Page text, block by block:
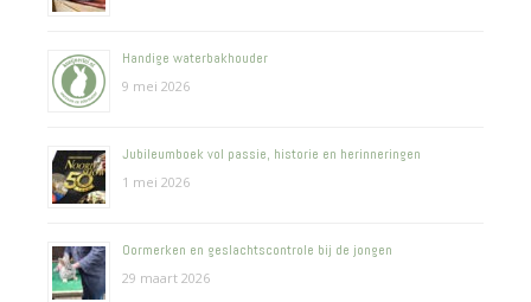
Handige waterbakhouder
9 mei 2026
Jubileumboek vol passie, historie en herinneringen
1 mei 2026
Oormerken en geslachtscontrole bij de jongen
29 maart 2026